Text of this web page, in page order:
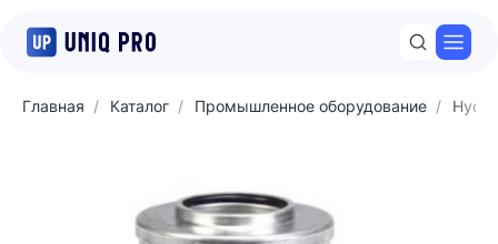
Главная Каталог Промышленное оборудование